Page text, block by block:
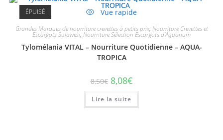
ÉPUISÉ Vue rapide
Grandes Marques de nourriture crevettes à petits prix, Nourriture Crevettes et
Escargots Sulawesi, Nourriture Sélection Escargots d'Aquarium
Tylomélania VITAL – Nourriture Quotidienne – AQUA-
TROPICA
8,50€ 8,08€
Lire la suite